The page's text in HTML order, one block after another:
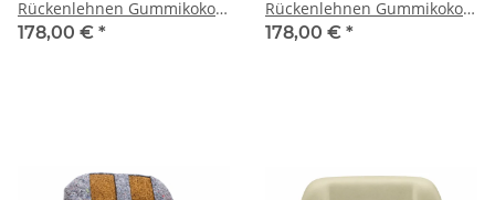
Rückenlehnen Gummikokos
für Porsche 356-A (AT2-BT5)
178,00 € *
Rückenlehnen Gummikokos
für Porsche 356-B (BT5 -C)
178,00 € *